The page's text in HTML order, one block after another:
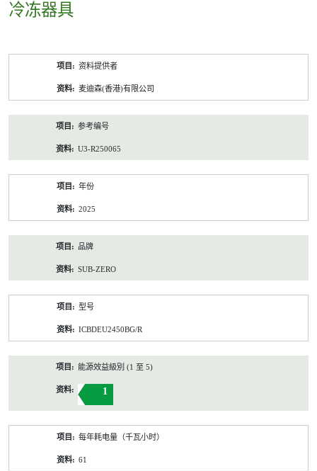
冷冻器具
资料提供者
麦迪森(香港)有限公司
参考编号
U3-R250065
年份
2025
品牌
SUB-ZERO
型号
ICBDEU2450BG/R
能源效益級別 (1 至 5)
1
每年耗电量（千瓦小时）
61